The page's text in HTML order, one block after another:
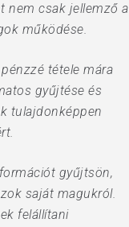
nem csak jellemző a
működése.
tétele mára
gyűjtése és
tulajdonképpen
gyűjtsön,
saját magukról.
felállítani